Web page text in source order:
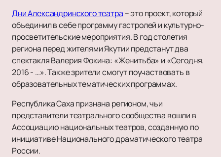
Дни Александринского театра – это проект, который
объединил в себе программу гастролей и культурно-
просветительские мероприятия. В год столетия
региона перед жителями Якутии предстанут два
спектакля Валерия Фокина: «Женитьба» и «Сегодня.
2016 - …». Также зрители смогут поучаствовать в
образовательных тематических программах.
Республика Саха признана регионом, чьи
представители театрального сообщества вошли в
Ассоциацию национальных театров, созданную по
инициативе Национального драматического театра
России.